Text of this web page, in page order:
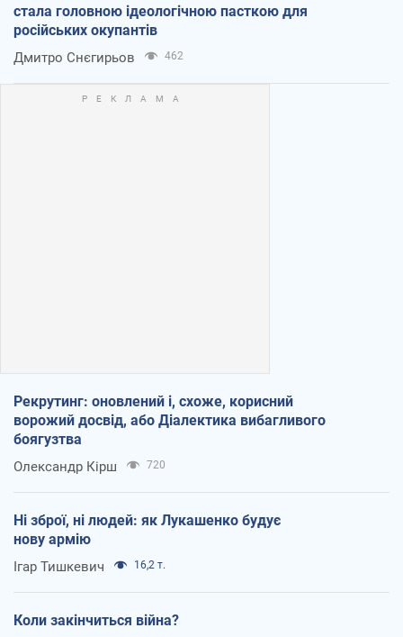
стала головною ідеологічною пасткою для
російських окупантів
Дмитро Снєгирьов 462
Рекрутинг: оновлений і, схоже, корисний
ворожий досвід, або Діалектика вибагливого
боягузтва
Олександр Кірш 720
Ні зброї, ні людей: як Лукашенко будує
нову армію
Ігар Тишкевич 16,2 т.
Коли закінчиться війна?